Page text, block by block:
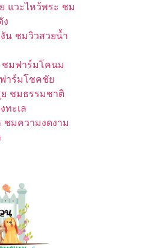
แวะไหว้พระ ชม
ง
งัน ชมวิวสวยน้ำ
ชมฟาร์มโคนม
าร์มโชคชัย
ย ชมธรรมชาติ
ทะเล
ชมความงดงาม